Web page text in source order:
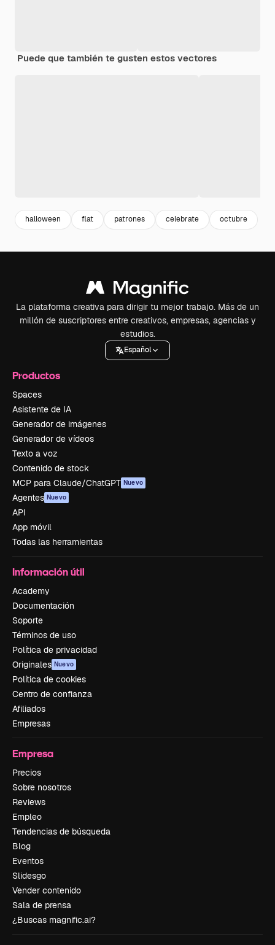
Puede que también te gusten estos vectores
halloween flat patrones celebrate octubre
La plataforma creativa para dirigir tu mejor trabajo. Más de un
millón de suscriptores entre creativos, empresas, agencias y
estudios.
Español
Productos
Spaces
Asistente de IA
Generador de imágenes
Generador de vídeos
Texto a voz
Contenido de stock
MCP para Claude/ChatGPT Nuevo
Agentes Nuevo
API
App móvil
Todas las herramientas
Información útil
Academy
Documentación
Soporte
Términos de uso
Política de privacidad
Originales Nuevo
Política de cookies
Centro de confianza
Afiliados
Empresas
Empresa
Precios
Sobre nosotros
Reviews
Empleo
Tendencias de búsqueda
Blog
Eventos
Slidesgo
Vender contenido
Sala de prensa
¿Buscas magnific.ai?